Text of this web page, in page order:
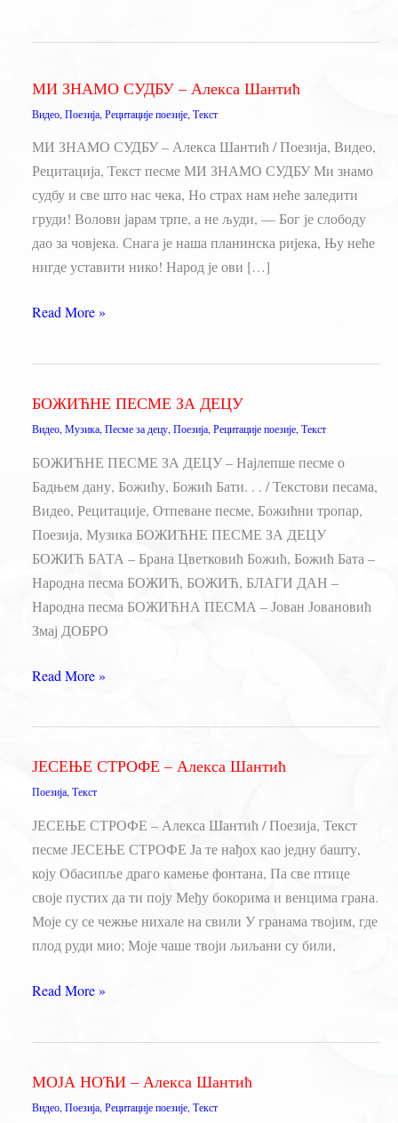
МИ ЗНАМО СУДБУ – Алекса Шантић
Видео, Поезија, Рецитације поезије, Текст
МИ ЗНАМО СУДБУ – Алекса Шантић / Поезија, Видео,
Рецитација, Текст песме МИ ЗНАМО СУДБУ Ми знамо
судбу и све што нас чека, Но страх нам неће заледити
груди! Волови јарам трпе, а не људи, — Бог је слободу
дао за човјека. Снага је наша планинска ријека, Њу неће
нигде уставити нико! Народ је ови […]
МИ
СУДБУ
Алекса
Шантић
Read More »
БОЖИЋНЕ ПЕСМЕ ЗА ДЕЦУ
Видео, Музика, Песме за децу, Поезија, Рецитације поезије, Текст
БОЖИЋНЕ ПЕСМЕ ЗА ДЕЦУ – Најлепше песме о
Бадњем дану, Божићу, Божић Бати. . . / Текстови песама,
Видео, Рецитације, Отпеване песме, Божићни тропар,
Поезија, Музика БОЖИЋНЕ ПЕСМЕ ЗА ДЕЦУ
БОЖИЋ БАТА – Брана Цветковић Божић, Божић Бата –
Народна песма БОЖИЋ, БОЖИЋ, БЛАГИ ДАН –
Народна песма БОЖИЋНА ПЕСМА – Јован Јовановић
Змај ДОБРО
БОЖИЋНЕ
ЗА
Read More »
ЈЕСЕЊЕ СТРОФЕ – Алекса Шантић
Поезија,Текст
ЈЕСЕЊЕ СТРОФЕ – Алекса Шантић / Поезија, Текст
песме ЈЕСЕЊЕ СТРОФЕ Ја те нађох као једну башту,
коју Обасипље драго камење фонтана, Па све птице
своје пустих да ти поју Међу бокорима и венцима грана.
Моје су се чежње нихале на свили У гранама твојим, где
плод руди мио; Моје чаше твоји љиљани су били,
ЈЕСЕЊЕ
Шантић
Read More »
МОЈА НОЋИ – Алекса Шантић
Видео, Поезија, Рецитације поезије, Текст